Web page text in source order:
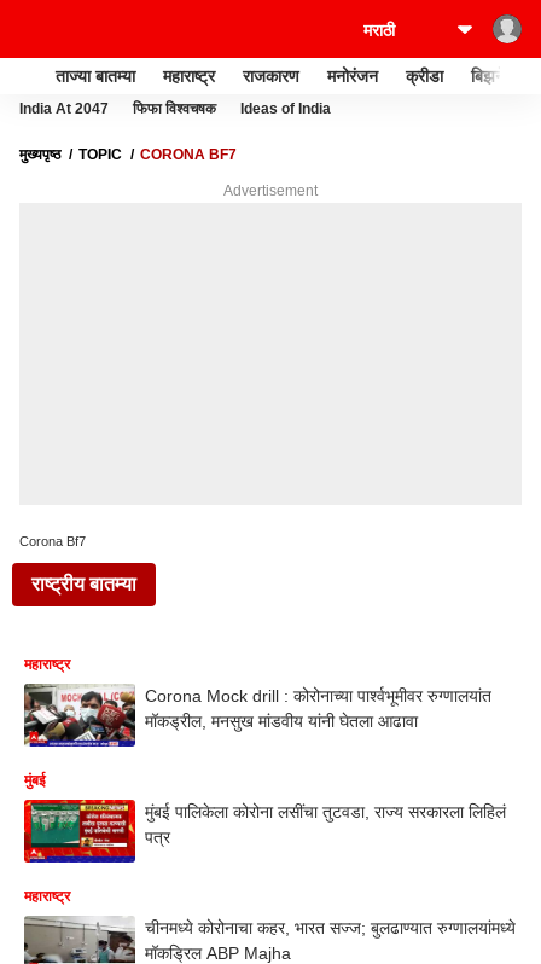
ताज्या बातम्या महाराष्ट्र राजकारण मनोरंजन क्रीडा बिझनेस
India At 2047 फिफा विश्वचषक Ideas of India
मुख्यपृष्ठ TOPIC CORONA BF7
Advertisement
Corona Bf7
राष्ट्रीय बातम्या
महाराष्ट्र
Corona Mock drill : कोरोनाच्या पार्श्वभूमीवर रुग्णालयांत
मॉकड्रील, मनसुख मांडवीय यांनी घेतला आढावा
मुंबई
मुंबई पालिकेला कोरोना लसींचा तुटवडा, राज्य सरकारला लिहिलं
पत्र
महाराष्ट्र
चीनमध्ये कोरोनाचा कहर, भारत सज्ज; बुलढाण्यात रुग्णालयांमध्ये
मॉकड्रिल ABP Majha